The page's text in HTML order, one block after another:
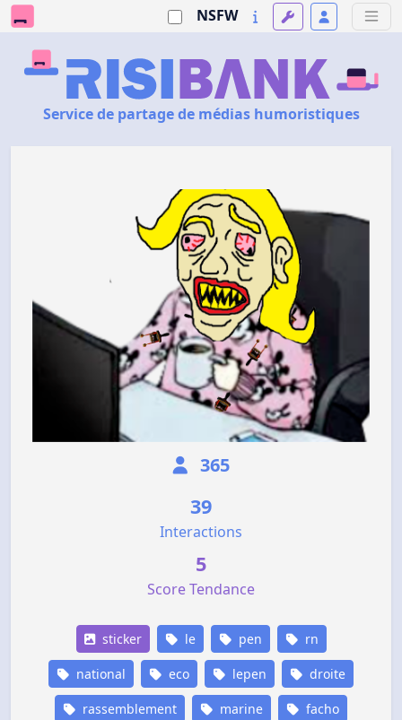
NSFW
Service de partage de médias humoristiques
365
39
Interactions
5
Score Tendance
sticker le pen rn
national eco lepen droite
rassemblement marine facho